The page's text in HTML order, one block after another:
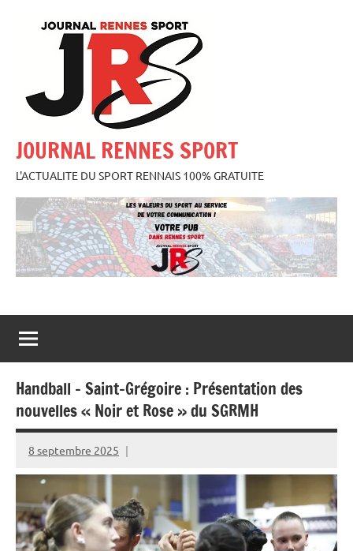
JOURNAL RENNES SPORT
L'ACTUALITE DU SPORT RENNAIS 100% GRATUITE
Handball – Saint-Grégoire : Présentation des
nouvelles « Noir et Rose » du SGRMH
8 septembre 2025
Rédaction
JRS